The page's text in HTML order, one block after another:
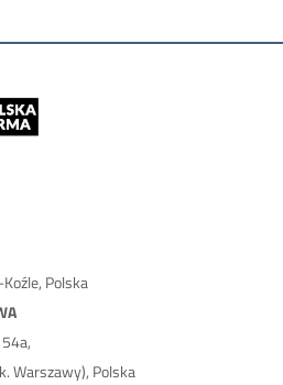
Polska
Warszawy), Polska